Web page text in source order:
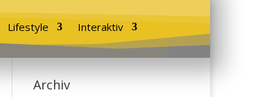
Lifestyle
Interaktiv
Archiv